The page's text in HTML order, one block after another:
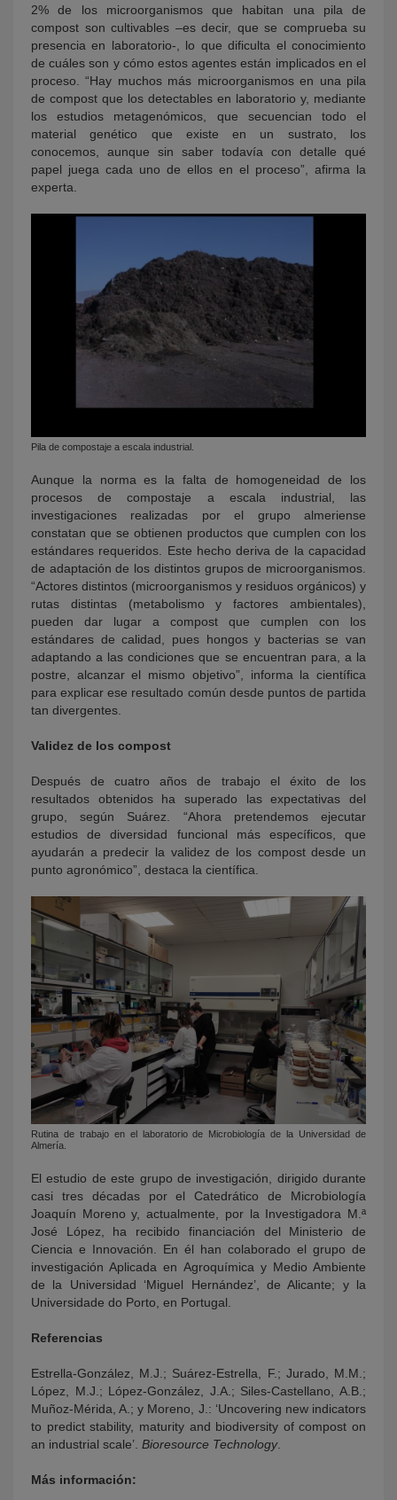
2% de los microorganismos que habitan una pila de
compost son cultivables –es decir, que se comprueba su
presencia en laboratorio-, lo que dificulta el conocimiento
de cuáles son y cómo estos agentes están implicados en el
proceso. “Hay muchos más microorganismos en una pila
de compost que los detectables en laboratorio y, mediante
los estudios metagenómicos, que secuencian todo el
material genético que existe en un sustrato, los
conocemos, aunque sin saber todavía con detalle qué
papel juega cada uno de ellos en el proceso”, afirma la
experta.
Pila de compostaje a escala industrial.
Aunque la norma es la falta de homogeneidad de los
procesos de compostaje a escala industrial, las
investigaciones realizadas por el grupo almeriense
constatan que se obtienen productos que cumplen con los
estándares requeridos. Este hecho deriva de la capacidad
de adaptación de los distintos grupos de microorganismos.
“Actores distintos (microorganismos y residuos orgánicos) y
rutas distintas (metabolismo y factores ambientales),
pueden dar lugar a compost que cumplen con los
estándares de calidad, pues hongos y bacterias se van
adaptando a las condiciones que se encuentran para, a la
postre, alcanzar el mismo objetivo”, informa la científica
para explicar ese resultado común desde puntos de partida
tan divergentes.
Validez de los compost
Después de cuatro años de trabajo el éxito de los
resultados obtenidos ha superado las expectativas del
grupo, según Suárez. “Ahora pretendemos ejecutar
estudios de diversidad funcional más específicos, que
ayudarán a predecir la validez de los compost desde un
punto agronómico”, destaca la científica.
Rutina de trabajo en el laboratorio de Microbiología de la Universidad de
Almería.
El estudio de este grupo de investigación, dirigido durante
casi tres décadas por el Catedrático de Microbiología
Joaquín Moreno y, actualmente, por la Investigadora M.ª
José López, ha recibido financiación del Ministerio de
Ciencia e Innovación. En él han colaborado el grupo de
investigación Aplicada en Agroquímica y Medio Ambiente
de la Universidad ‘Miguel Hernández’, de Alicante; y la
Universidade do Porto, en Portugal.
Referencias
Estrella-González, M.J.; Suárez-Estrella, F.; Jurado, M.M.;
López, M.J.; López-González, J.A.; Siles-Castellano, A.B.;
Muñoz-Mérida, A.; y Moreno, J.: ‘Uncovering new indicators
to predict stability, maturity and biodiversity of compost on
an industrial scale’ Bioresource Technology.
Más información: